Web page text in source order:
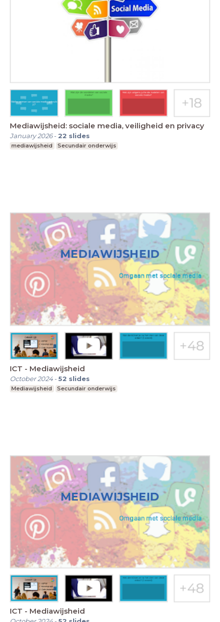
Mediawijsheid: sociale media, veiligheid en privacy
January 2026- 22 slides
mediawijsheid Secundair onderwijs
ICT - Mediawijsheid
October 2024-52 slides
Mediawijsheid Secundair onderwijs
ICT - Mediawijsheid